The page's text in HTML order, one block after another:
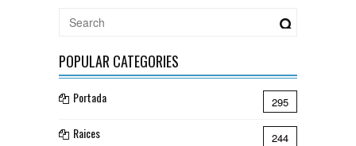
POPULAR CATEGORIES
Portada 295
Raices 244